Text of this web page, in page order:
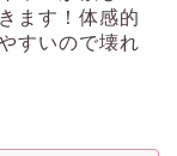
ます！体感的
すいので壊れ